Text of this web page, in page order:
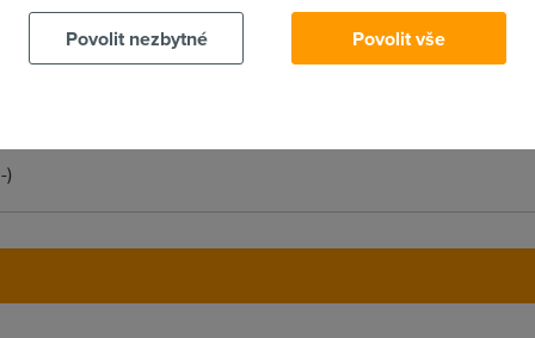
tři věci ti teprve z jednoportového 510i udělají náhradu za
)
Povolit nezbytné Povolit vše